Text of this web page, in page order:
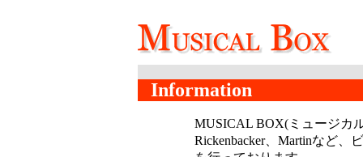
Information
MUSICAL BOX(ミュージカ
Rickenbacker、Martinなど、